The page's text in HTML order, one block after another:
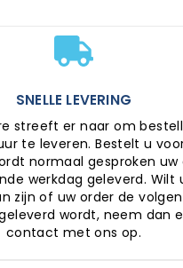
SNELLE LEVERING
streeft er naar om
te leveren. Bestelt u voor
normaal gesproken uw
werkdag geleverd. Wilt
zijn of uw order de
wordt, neem dan
contact met ons op.